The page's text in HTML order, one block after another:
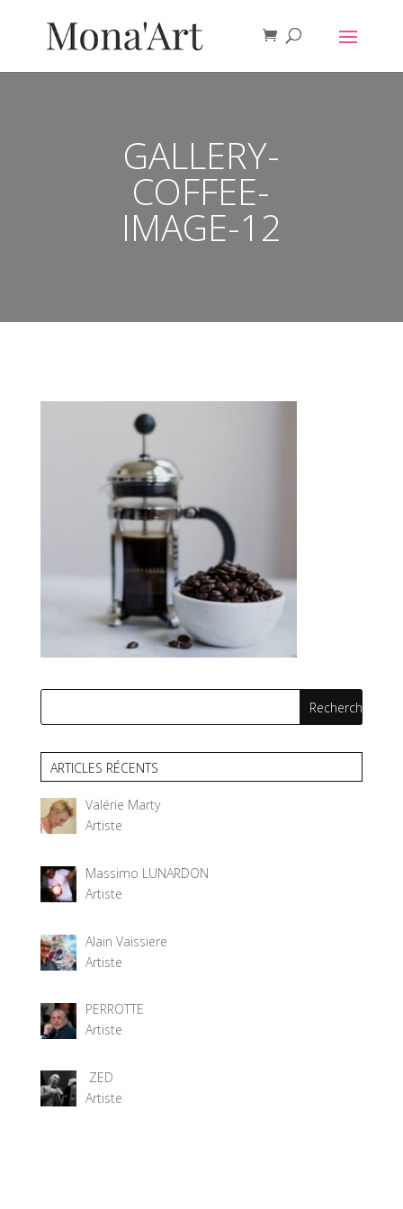
GALLERY-
COFFEE-
IMAGE-12
ARTICLES RÉCENTS
Valérie Marty
Artiste
Massimo LUNARDON
Artiste
Alain Vaissiere
Artiste
PERROTTE
Artiste
ZED
Artiste